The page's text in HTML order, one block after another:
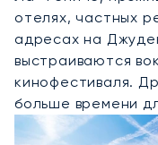
отелях, частных
адресах на
выстраиваются
кинофестиваля.
больше времени